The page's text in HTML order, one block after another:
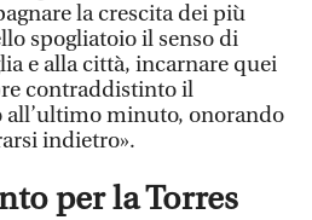
la crescita dei più
spogliatoio il senso di
e alla città, incarnare quei
contraddistinto il
all’ultimo minuto, onorando
indietro».
per la Torres